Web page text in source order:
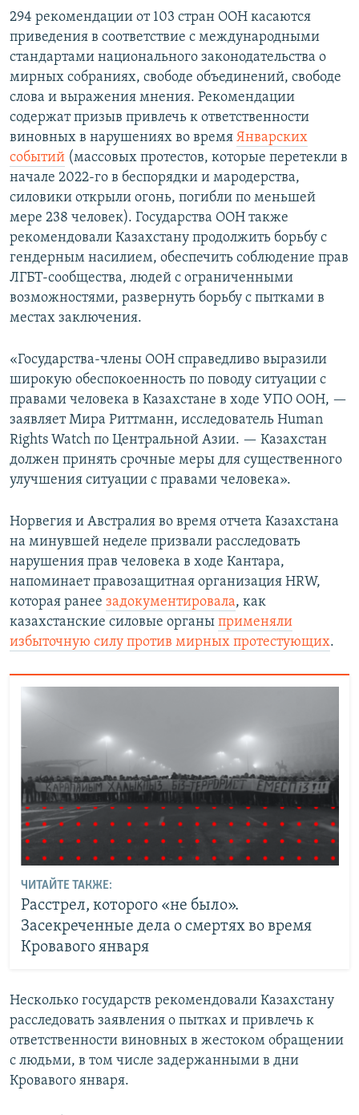
294 рекомендации от 103 стран ООН касаются
приведения в соответствие с международными
стандартами национального законодательства о
мирных собраниях, свободе объединений, свободе
слова и выражения мнения. Рекомендации
содержат призыв привлечь к ответственности
виновных в нарушениях во время Январских
событий (массовых протестов, которые перетекли в
начале 2022-го в беспорядки и мародерства,
силовики открыли огонь, погибли по меньшей
мере 238 человек). Государства ООН также
рекомендовали Казахстану продолжить борьбу с
гендерным насилием, обеспечить соблюдение прав
ЛГБТ-сообщества, людей с ограниченными
возможностями, развернуть борьбу с пытками в
местах заключения.
«Государства-члены ООН справедливо выразили
широкую обеспокоенность по поводу ситуации с
правами человека в Казахстане в ходе УПО ООН, —
заявляет Мира Риттманн, исследователь Human
Rights Watch по Центральной Азии. — Казахстан
должен принять срочные меры для существенного
улучшения ситуации с правами человека».
Норвегия и Австралия во время отчета Казахстана
на минувшей неделе призвали расследовать
нарушения прав человека в ходе Кантара,
напоминает правозащитная организация HRW,
которая ранее задокументировала, как
казахстанские силовые органы применяли
избыточную силу против мирных протестующих.
ЧИТАЙТЕ ТАКЖЕ:
Расстрел, которого «не было».
Засекреченные дела о смертях во время
Кровавого января
Несколько государств рекомендовали Казахстану
расследовать заявления о пытках и привлечь к
ответственности виновных в жестоком обращении
с людьми, в том числе задержанными в дни
Кровавого января.